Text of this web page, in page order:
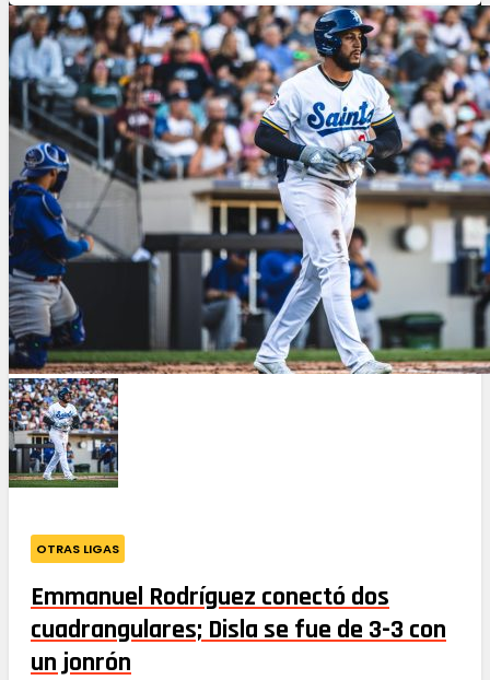
OTRAS LIGAS
Emmanuel Rodríguez conectó dos
cuadrangulares; Disla se fue de 3-3 con
un jonrón